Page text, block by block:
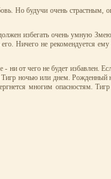
Но будучи очень страстным,
избегать очень умную
Ничего не рекомендуется
от чего не будет избавлен.
Тигр ночью или днем.
многим опасностям. Тигр